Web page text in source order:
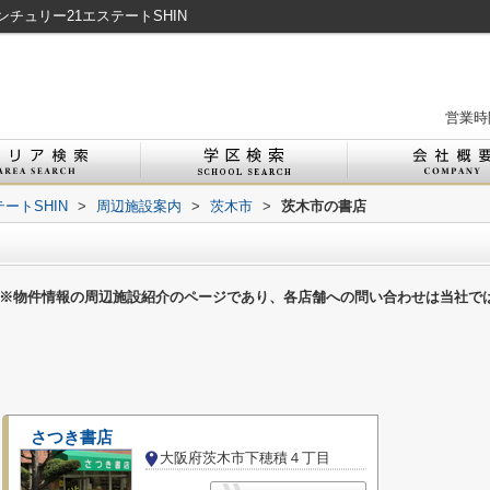
チュリー21エステートSHIN
営業
ートSHIN > 周辺施設案内 > 茨木市 > 茨木市の書店
※物件情報の周辺施設紹介のページであり、各店舗への問い合わせは当社で
さつき書店
大阪府茨木市下穂積４丁目